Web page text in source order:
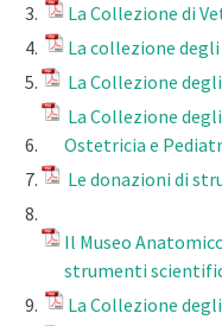
La Collezione di
La collezione
La Collezione
La Collezione
Ostetricia e
Le donazioni di
Il Museo
strumenti
La Collezione